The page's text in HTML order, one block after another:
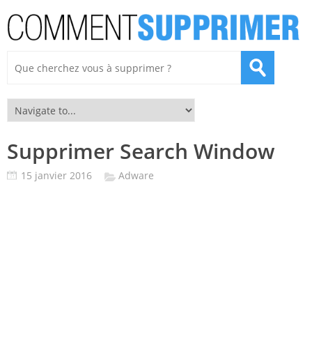
Supprimer Search Window
15 janvier 2016 Adware